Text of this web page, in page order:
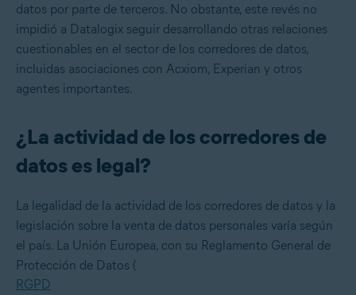
datos por parte de terceros. No obstante, este revés no
impidió a Datalogix seguir desarrollando otras relaciones
cuestionables en el sector de los corredores de datos,
incluidas asociaciones con Acxiom, Experian y otros
agentes importantes.
¿La actividad de los corredores de
datos es legal?
La legalidad de la actividad de los corredores de datos y la
legislación sobre la venta de datos personales varía según
el país. La Unión Europea, con su Reglamento General de
Protección de Datos (
RGPD